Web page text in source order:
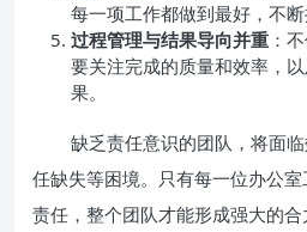
每一项工作都做到最好，不断
过程管理与结果导向并重 ：
要关注完成的质量和效率，
果。
缺乏责任意识的团队，将面
任缺失等困境。只有每一位办公
责任，整个团队才能形成强大的